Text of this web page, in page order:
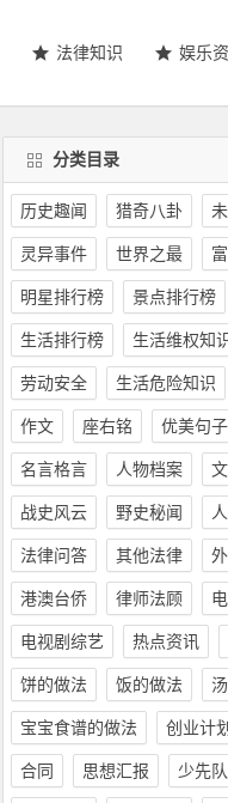
法律知识 娱乐
分类目录
历史趣闻 猎奇八卦
灵异事件 世界之最
明星排行榜 景点排行榜
生活排行榜 生活维权知
劳动安全 生活危险知识
作文 座右铭 优美句子
名言格言 人物档案
战史风云 野史秘闻
法律问答 其他法律
港澳台侨 律师法顾
电视剧综艺 热点资讯
饼的做法 饭的做法
宝宝食谱的做法 创业计
合同 思想汇报 少先